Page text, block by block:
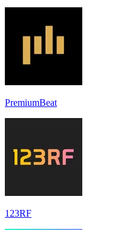
PremiumBeat
123RF